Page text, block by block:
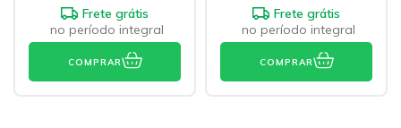
Frete grátis
no período integral
COMPRAR
Frete grátis
no período integral
COMPRAR